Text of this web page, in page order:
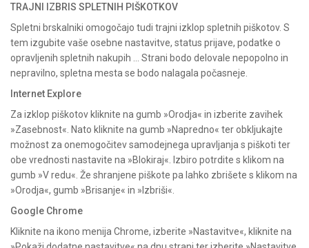
TRAJNI IZBRIS SPLETNIH PIŠKOTKOV
Spletni brskalniki omogočajo tudi trajni izklop spletnih piškotov. S
tem izgubite vaše osebne nastavitve, status prijave, podatke o
opravljenih spletnih nakupih … Strani bodo delovale nepopolno in
nepravilno, spletna mesta se bodo nalagala počasneje.
Internet Explore
Za izklop piškotov kliknite na gumb »Orodja« in izberite zavihek
»Zasebnost«. Nato kliknite na gumb »Napredno« ter obkljukajte
možnost za onemogočitev samodejnega upravljanja s piškoti ter
obe vrednosti nastavite na »Blokiraj«. Izbiro potrdite s klikom na
gumb »V redu«. Že shranjene piškote pa lahko zbrišete s klikom na
»Orodja«, gumb »Brisanje« in »Izbriši«.
Google Chrome
Kliknite na ikono menija Chrome, izberite »Nastavitve«, kliknite na